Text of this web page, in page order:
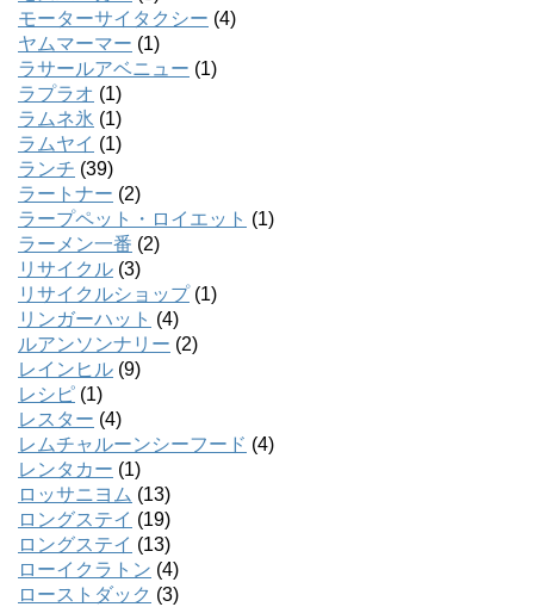
モーターサイタクシー (4)
ヤムマーマー (1)
ラサールアベニュー (1)
ラプラオ (1)
ラムネ氷 (1)
ラムヤイ (1)
ランチ (39)
ラートナー (2)
ラープペット・ロイエット (1)
ラーメン一番 (2)
リサイクル (3)
リサイクルショップ(1)
リンガーハット (4)
ルアンソンナリー (2)
レインヒル (9)
レシピ (1)
レスター (4)
レムチャルーンシーフード (4)
レンタカー (1)
ロッサニヨム (13)
ロングステイ (19)
ロングステイ (13)
ローイクラトン (4)
ローストダック (3)